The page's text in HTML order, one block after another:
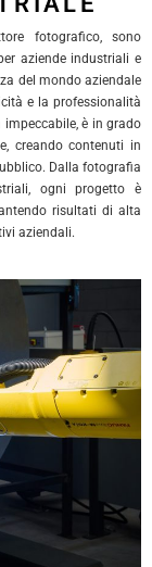
fotografico, sono
aziende industriali e
del mondo aziendale
e la professionalità
è in grado
creando contenuti in
Dalla fotografia
ogni progetto è
risultati di alta
aziendali.